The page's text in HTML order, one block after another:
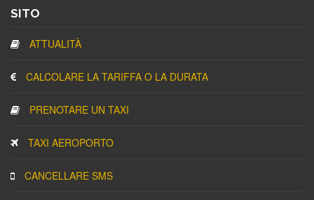
SITO
ATTUALITÀ
CALCOLARE LA TARIFFA O LA DURATA
PRENOTARE UN TAXI
TAXI AEROPORTO
CANCELLARE SMS